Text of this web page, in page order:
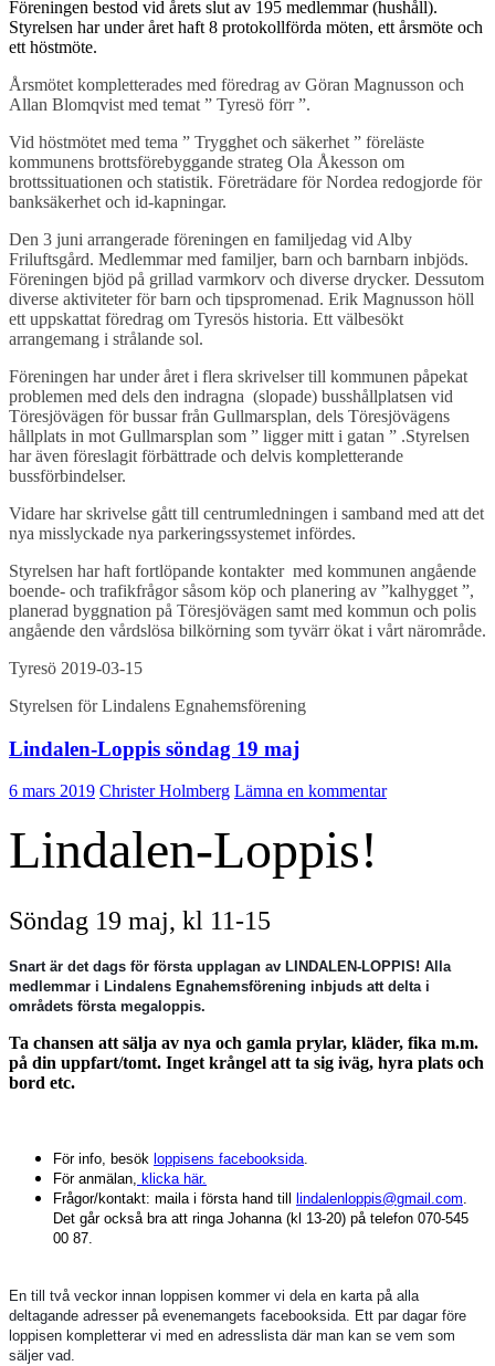
Föreningen bestod vid årets slut av 195 medlemmar (hushåll).
Styrelsen har under året haft 8 protokollförda möten, ett årsmöte och
ett höstmöte.
Årsmötet kompletterades med föredrag av Göran Magnusson och
Allan Blomqvist med temat ” Tyresö förr ”.
Vid höstmötet med tema ” Trygghet och säkerhet ” föreläste
kommunens brottsförebyggande strateg Ola Åkesson om
brottssituationen och statistik. Företrädare för Nordea redogjorde för
banksäkerhet och id-kapningar.
Den 3 juni arrangerade föreningen en familjedag vid Alby
Friluftsgård. Medlemmar med familjer, barn och barnbarn inbjöds.
Föreningen bjöd på grillad varmkorv och diverse drycker. Dessutom
diverse aktiviteter för barn och tipspromenad. Erik Magnusson höll
ett uppskattat föredrag om Tyresös historia. Ett välbesökt
arrangemang i strålande sol.
Föreningen har under året i flera skrivelser till kommunen påpekat
problemen med dels den indragna (slopade) busshållplatsen vid
Töresjövägen för bussar från Gullmarsplan, dels Töresjövägens
hållplats in mot Gullmarsplan som ” ligger mitt i gatan ” .Styrelsen
har även föreslagit förbättrade och delvis kompletterande
bussförbindelser.
Vidare har skrivelse gått till centrumledningen i samband med att det
nya misslyckade nya parkeringssystemet infördes.
Styrelsen har haft fortlöpande kontakter med kommunen angående
boende- och trafikfrågor såsom köp och planering av ”kalhygget ”,
planerad byggnation på Töresjövägen samt med kommun och polis
angående den vårdslösa bilkörning som tyvärr ökat i vårt närområde.
Tyresö 2019-03-15
Styrelsen för Lindalens Egnahemsförening
Lindalen-Loppis söndag 19 maj
6 mars 2019 Christer Holmberg Lämna en kommentar
Lindalen-Loppis!
Söndag 19 maj, kl 11-15
Snart är det dags för första upplagan av LINDALEN-LOPPIS! Alla
medlemmar i Lindalens Egnahemsförening inbjuds att delta i
områdets första megaloppis.
Ta chansen att sälja av nya och gamla prylar, kläder, fika m.m.
på din uppfart/tomt. Inget krångel att ta sig iväg, hyra plats och
bord etc.
För info, besök loppisens facebooksida.
För anmälan, klicka här.
Frågor/kontakt: maila i första hand till
lindalenloppis@gmail.com.
Det går också bra att ringa Johanna (kl 13-20) på telefon 070-545
00 87.
En till två veckor innan loppisen kommer vi dela en karta på alla
deltagande adresser på evenemangets facebooksida. Ett par dagar före
loppisen kompletterar vi med en adresslista där man kan se vem som
säljer vad.